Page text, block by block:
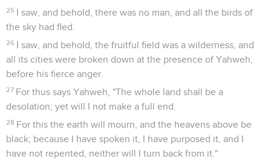
25 I saw, and behold, there was no man, and all the birds of
the sky had fled.
26 I saw, and behold, the fruitful field was a wilderness, and
all its cities were broken down at the presence of Yahweh,
before his fierce anger.
27 For thus says Yahweh, "The whole land shall be a
desolation; yet will I not make a full end.
28 For this the earth will mourn, and the heavens above be
black; because I have spoken it, I have purposed it, and I
have not repented, neither will I turn back from it."